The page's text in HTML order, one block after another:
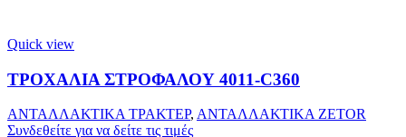
Quick view
ΤΡΟΧΑΛΙΑ ΣΤΡΟΦΑΛΟΥ 4011-C360
ΑΝΤΑΛΛΑΚΤΙΚΑ ΤΡΑΚΤΕΡ, ΑΝΤΑΛΛΑΚΤΙΚΑ ZETOR
Συνδεθείτε για να δείτε τις τιμές